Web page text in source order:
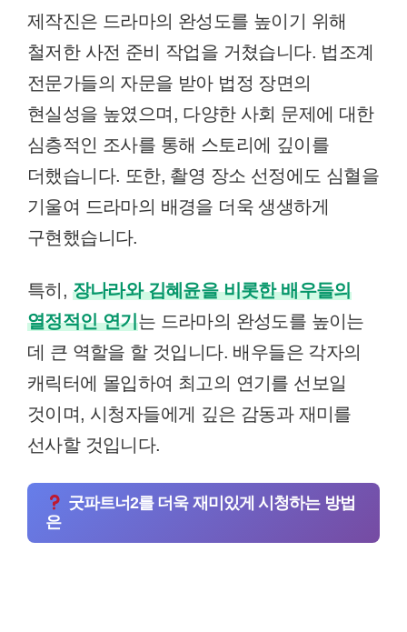
제작진은 드라마의 완성도를 높이기 위해
철저한 사전 준비 작업을 거쳤습니다. 법조계
전문가들의 자문을 받아 법정 장면의
현실성을 높였으며, 다양한 사회 문제에 대한
심층적인 조사를 통해 스토리에 깊이를
더했습니다. 또한, 촬영 장소 선정에도 심혈을
기울여 드라마의 배경을 더욱 생생하게
구현했습니다.
특히, 장나라와 김혜윤을 비롯한 배우들의
열정적인 연기는 드라마의 완성도를 높이는
데 큰 역할을 할 것입니다. 배우들은 각자의
캐릭터에 몰입하여 최고의 연기를 선보일
것이며, 시청자들에게 깊은 감동과 재미를
선사할 것입니다.
굿파트너2를 더욱 재미있게 시청하는 방법
은